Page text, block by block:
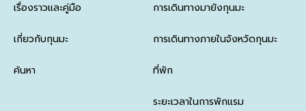
เรื่องราวและคู่มือ
เกี่ยวกับกุนมะ
ค้นหา
การเดินทางมายังกุนมะ
การเดินทางภายในจังหวัดกุนมะ
ที่พัก
ระยะเวลาในการพักแรม